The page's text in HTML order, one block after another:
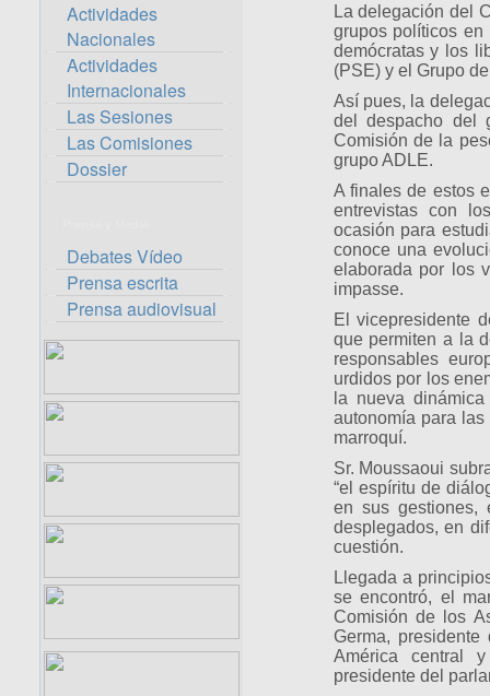
Actividades
Nacionales
Actividades
Internacionales
Las Sesiones
Las Comisiones
Dossier
Debates Vídeo
Prensa escrita
Prensa audiovisual
La delegación del
grupos políticos
demócratas y los
(PSE) y el Grupo
Así pues, la
del despacho del
Comisión de la
grupo ADLE.
A finales de estos
entrevistas con
ocasión para
conoce una
elaborada por los
impasse.
El vicepresidente
que permiten a la
responsables
urdidos por los
la nueva
autonomía para
marroquí.
Sr. Moussaoui
“el espíritu de
en sus gestiones,
desplegados, en
cuestión.
Llegada a
se encontró, el
Comisión de los
Germa,
América central
presidente del